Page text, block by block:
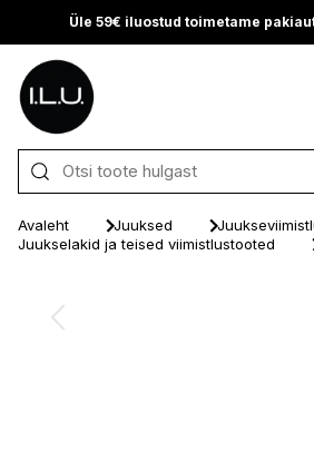
Üle 59€ iluostud toimetame
Otse sisu juurde
Avaleht Juuksed
Juukselakid ja teised viimistlustooted